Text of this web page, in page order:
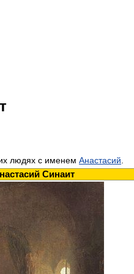
людях с именем Анастасий
Синаит